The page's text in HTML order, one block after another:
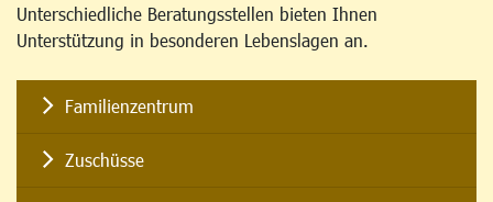
Unterschiedliche Beratungsstellen bieten Ihnen
Unterstützung in besonderen Lebenslagen an.
Familienzentrum
Zuschüsse